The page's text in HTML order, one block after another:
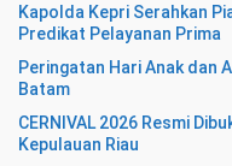
Kapolda Kepri Serahkan
Predikat Pelayanan Prima
Peringatan Hari Anak dan
Batam
CERNIVAL 2026 Resmi
Kepulauan Riau